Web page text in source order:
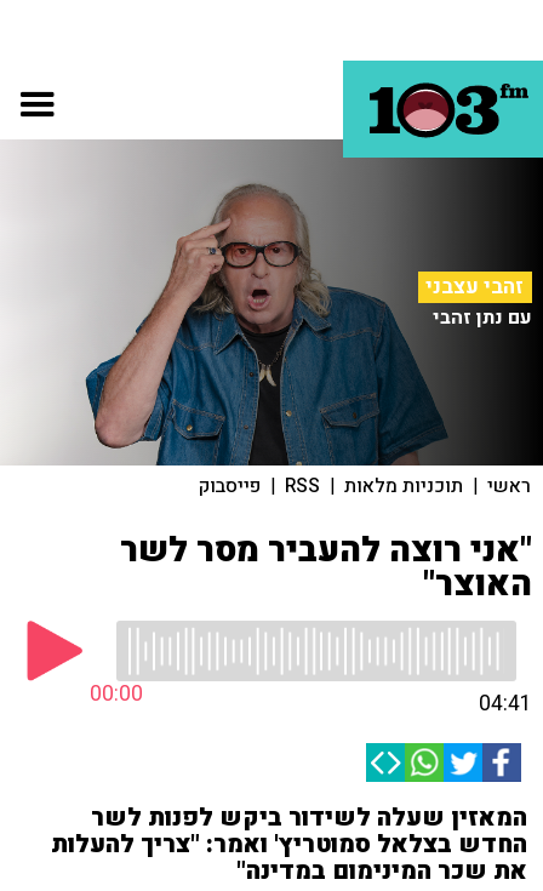
זהבי עצבני
עם נתן זהבי
ראשי | תוכניות מלאות |
RSS
| פייסבוק
"אני רוצה להעביר מסר לשר
האוצר"
00:00 04:41
המאזין שעלה לשידור ביקש לפנות לשר
החדש בצלאל סמוטריץ' ואמר: "צריך להעלות
את שכר המינימום במדינה"